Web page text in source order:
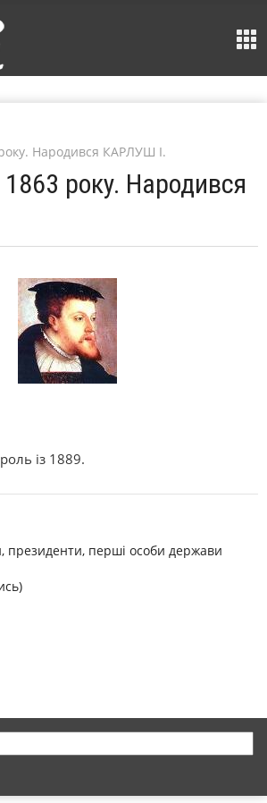
Народився КАРЛУШ I.
року. Народився
із 1889.
президенти, перші особи держави